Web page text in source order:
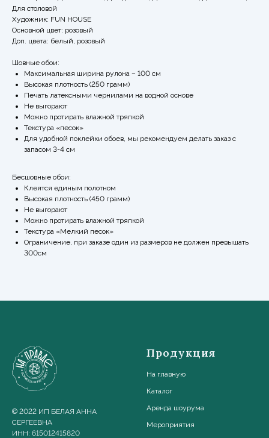
Для столовой
Художник: FUN HOUSE
Основной цвет: розовый
Доп. цвета: белый, розовый
Шовные обои:
Максимальная ширина рулона – 100 см
Высокая плотность (250 грамм)
Печать латексными чернилами на водной основе
Не выгорают
Можно протирать влажной тряпкой
Текстура «песок»
Для удобной поклейки обоев, мы рекомендуем делать заказ с
запасом 3-4 см
Бесшовные обои:
Клеятся единым полотном
Высокая плотность (450 грамм)
Не выгорают
Можно протирать влажной тряпкой
Текстура «Мелкий песок»
Ограничение, при заказе один из размеров не должен превышать
300см
© 2022 ИП БЕЛАЯ АННА
СЕРГЕЕВНА
ИНН: 615012415820
Продукция
На главную
Каталог
Аренда шоурума
Мероприятия